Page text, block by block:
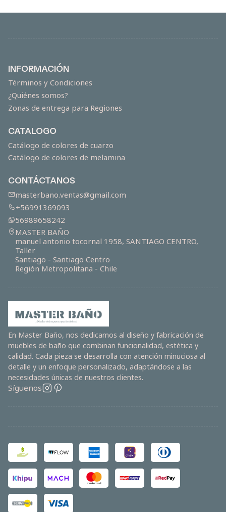
INFORMACIÓN
Términos y Condiciones
¿Quiénes somos?
Zonas de entrega para Regiones
CATALOGO
Catálogo de colores de cuarzo
Catálogo de colores de melamina
CONTÁCTANOS
masterbano.ventas@gmail.com
+56991369093
56989658242
MASTER BAÑO
manuel antonio tocornal 1958, SANTIAGO CENTRO,
Taller
Santiago - Santiago Centro
Región Metropolitana - Chile
En Master Baño, nos dedicamos al diseño y fabricación de
muebles de baño que combinan funcionalidad, estética y
calidad. Cada pieza se desarrolla con atención minuciosa al
detalle y un enfoque personalizado, adaptándose a las
necesidades únicas de nuestros clientes.
Síguenos